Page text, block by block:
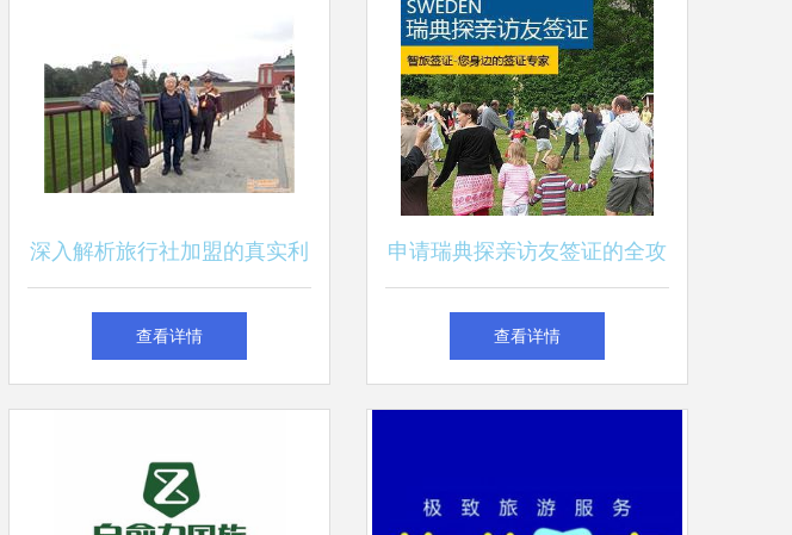
深入解析旅行社加盟的真实利
润现状与产品库选择策略
查看详情
申请瑞典探亲访友签证的全攻
略 智旅让您无忧出行
查看详情